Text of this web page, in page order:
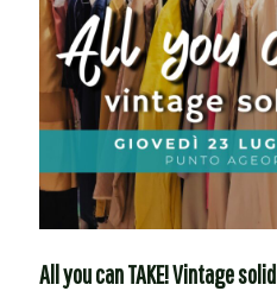
All you can TAKE! Vintage